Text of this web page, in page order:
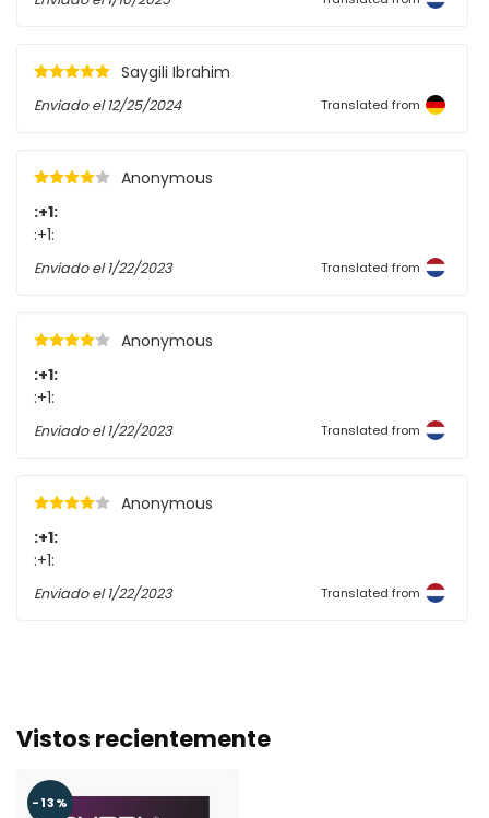
Saygili Ibrahim
Enviado el12/25/2024 Translated from
Anonymous
:+1:
:+1:
Enviado el1/22/2023 Translated from
Anonymous
:+1:
:+1:
Enviado el1/22/2023 Translated from
Anonymous
:+1:
:+1:
Enviado el1/22/2023 Translated from
Vistos recientemente
-13%